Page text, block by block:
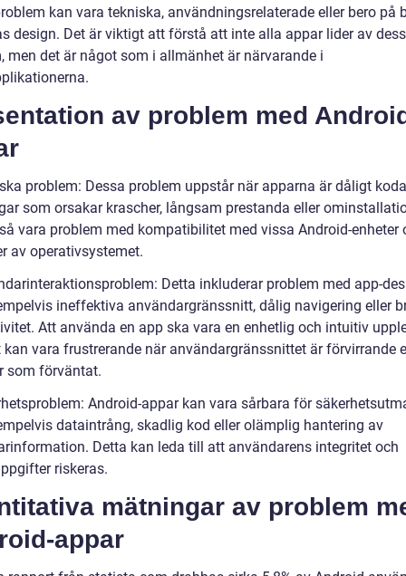
kan vara tekniska, användningsrelaterade eller bero på
design. Det är viktigt att förstå att inte alla appar lider av
men det är något som i allmänhet är närvarande i
av problem med
problem: Dessa problem uppstår när apparna är dåligt
som orsakar krascher, långsam prestanda eller
vara problem med kompatibilitet med vissa Android-enheter
av operativsystemet.
Detta inkluderar problem med app-
ineffektiva användargränssnitt, dålig navigering eller
Att använda en app ska vara en enhetlig och intuitiv
kan vara frustrerande när användargränssnittet är förvirrande
som förväntat.
Android-appar kan vara sårbara för
dataintrång, skadlig kod eller olämplig hantering av
Detta kan leda till att användarens integritet och
riskeras.
mätningar av problem
appar